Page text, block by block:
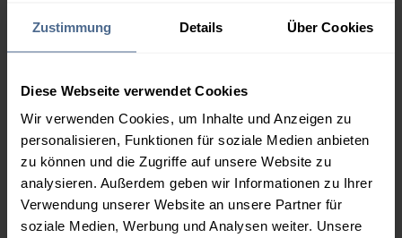
Zustimmung Details Über Cookies
Diese Webseite verwendet Cookies
Wir verwenden Cookies, um Inhalte und Anzeigen zu
personalisieren, Funktionen für soziale Medien anbieten
zu können und die Zugriffe auf unsere Website zu
analysieren. Außerdem geben wir Informationen zu Ihrer
Verwendung unserer Website an unsere Partner für
soziale Medien, Werbung und Analysen weiter. Unsere
154,90 €
5.000 Liter
153,18 €
153,18 €
Preise für Heizöl in Standardqualität nach Ö-Norm C 1109 in € / 100
Liter inkl. MwSt. und Lieferung bei einer Lieferstelle.